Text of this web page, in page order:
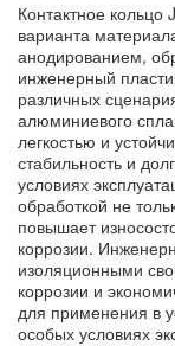
Контактное
варианта
анодированием,
инженерный
различных
алюминиевого
легкостью и
стабильность и
условиях
обработкой не
повышает
коррозии.
изоляционными
коррозии и
для применения в
особых условиях